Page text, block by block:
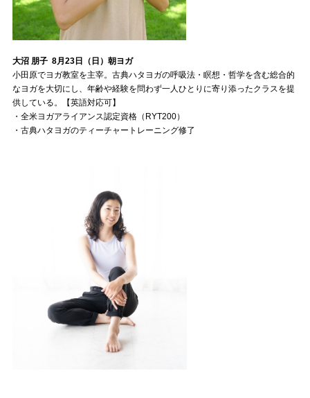
大沼 朋子 8月23日（日）朝ヨガ
小田原でヨガ教室を主宰。古典ハタヨガの呼吸法・瞑想・哲学を含む総合的
なヨガを大切にし、年齢や経験を問わず一人ひとりに寄り添ったクラスを提
供している。【英語対応可】
・全米ヨガアライアンス認定資格（RYT200）
・古典ハタヨガのティーチャートレーニング修了